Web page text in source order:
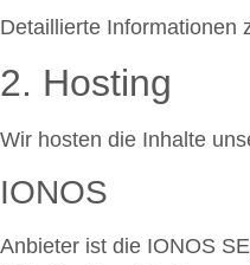
Detaillierte Informationen
2. Hosting
Wir hosten die Inhalte
IONOS
Anbieter ist die IONOS